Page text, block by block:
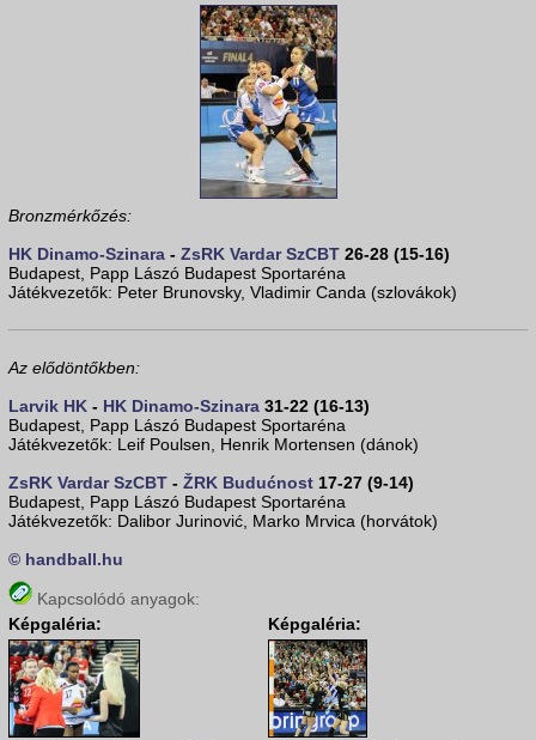
Bronzmérkőzés:
HK Dinamo-Szinara - ZsRK Vardar SzCBT 26-28 (15-16)
Budapest, Papp Lászó Budapest Sportaréna
Játékvezetők: Peter Brunovsky, Vladimir Canda (szlovákok)
Az elődöntőkben:
Larvik HK - HK Dinamo-Szinara 31-22 (16-13)
Budapest, Papp Lászó Budapest Sportaréna
Játékvezetők: Leif Poulsen, Henrik Mortensen (dánok)
ZsRK Vardar SzCBT - ŽRK Budućnost 17-27 (9-14)
Budapest, Papp Lászó Budapest Sportaréna
Játékvezetők: Dalibor Jurinović, Marko Mrvica (horvátok)
© handball.hu
Kapcsolódó anyagok:
Képgaléria:
Képgaléria: